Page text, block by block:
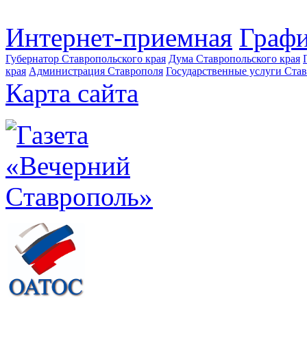
Интернет-приемная
Губернатор Ставропольского края Дума Ставропольского края
края Администрация Ставрополя Государственные услуги
Карта сайта